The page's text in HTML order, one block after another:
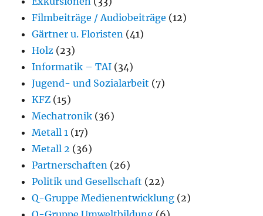
Filmbeiträge / Audiobeiträge (12)
Gärtner u. Floristen (41)
Holz (23)
Informatik – TAI (34)
Jugend- und Sozialarbeit (7)
KFZ (15)
Mechatronik (36)
Metall 1 (17)
Metall 2 (36)
Partnerschaften (26)
Politik und Gesellschaft (22)
Q-Gruppe Medienentwicklung (2)